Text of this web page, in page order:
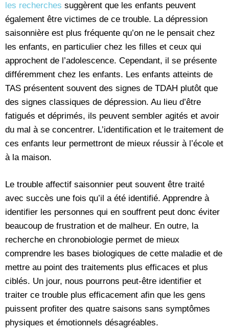
les recherches suggèrent que les enfants peuvent
également être victimes de ce trouble. La dépression
saisonnière est plus fréquente qu’on ne le pensait chez
les enfants, en particulier chez les filles et ceux qui
approchent de l’adolescence. Cependant, il se présente
différemment chez les enfants. Les enfants atteints de
TAS présentent souvent des signes de TDAH plutôt que
des signes classiques de dépression. Au lieu d’être
fatigués et déprimés, ils peuvent sembler agités et avoir
du mal à se concentrer. L’identification et le traitement de
ces enfants leur permettront de mieux réussir à l’école et
à la maison.
Le trouble affectif saisonnier peut souvent être traité
avec succès une fois qu’il a été identifié. Apprendre à
identifier les personnes qui en souffrent peut donc éviter
beaucoup de frustration et de malheur. En outre, la
recherche en chronobiologie permet de mieux
comprendre les bases biologiques de cette maladie et de
mettre au point des traitements plus efficaces et plus
ciblés. Un jour, nous pourrons peut-être identifier et
traiter ce trouble plus efficacement afin que les gens
puissent profiter des quatre saisons sans symptômes
physiques et émotionnels désagréables.